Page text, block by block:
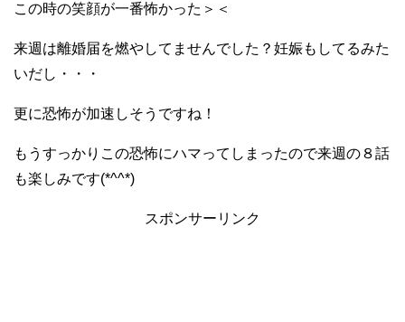
この時の笑顔が一番怖かった＞＜
来週は離婚届を燃やしてませんでした？妊娠もしてるみた
いだし・・・
更に恐怖が加速しそうですね！
もうすっかりこの恐怖にハマってしまったので来週の８話
も楽しみです(*^^*)
スポンサーリンク